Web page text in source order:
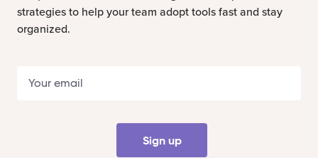
strategies to help your team adopt tools fast and stay
organized.
Sign up